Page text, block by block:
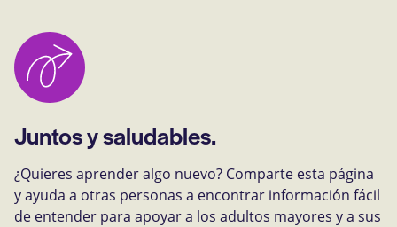
Juntos y saludables.
¿Quieres aprender algo nuevo? Comparte esta página
y ayuda a otras personas a encontrar información fácil
de entender para apoyar a los adultos mayores y a sus